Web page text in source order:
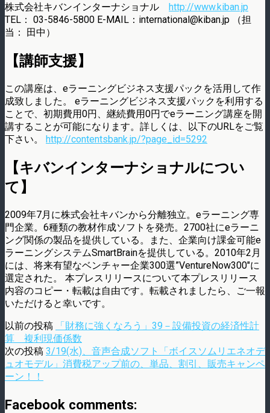
株式会社キバンインターナショナル http://www.kiban.jp
TEL： 03-5846-5800 E-MAIL：international@kiban.jp （担
当： 田中）
【講師支援】
この講座は、eラーニングビジネス支援パックを活用して作
成致しました。 eラーニングビジネス支援パックを利用する
ことで、初期費用0円、継続費用0円でeラーニング講座を開
講することが可能になります。詳しくは、以下のURLをご覧
下さい。 http://contentsbank.jp/?page_id=5292
【キバンインターナショナルについ
て】
2009年7月に株式会社キバンから分離独立。eラーニング専
門企業。6種類の教材作成ソフトを発売。2700社にeラーニ
ング関係の製品を提供している。また、企業向け課金可能e
ラーニングシステムSmartBrainを提供している。2010年2月
には、将来有望なベンチャー企業300選”VentureNow300″に
選定された。 本プレスリリースについて本プレスリリース
内容のコピー・転載は自由です。転載されましたら、ご一報
いただけると幸いです。
以前の投稿
「財務に強くなろう」39－設備投資の経済性計
算 複利現価係数
次の投稿 3/19(水)、音声合成ソフト「ボイスソムリエネオデ
ュオモデル」消費税アップ前の、単品、割引、販売キャンペ
ーン！！
Facebook comments: